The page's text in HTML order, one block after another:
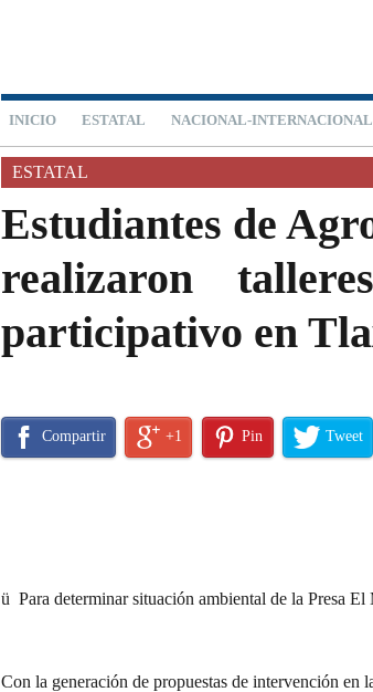
INICIO ESTATAL NACIONAL-INTERNACIONAL
ESTATAL
Estudiantes de
realizaron talleres
participativo en
Compartir +1 Pin Tweet
ü Para determinar situación ambiental de la Presa
Con la generación de propuestas de intervención en